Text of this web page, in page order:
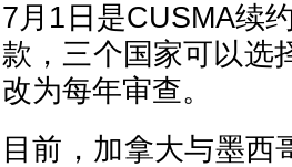
7月1日是CUSMA续
款，三个国家可以选
改为每年审查。
目前，加拿大与墨西